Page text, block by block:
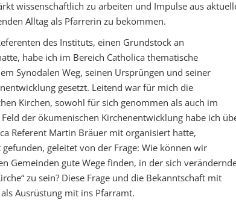
wissenschaftlich zu arbeiten und Impulse aus
Alltag als Pfarrerin zu bekommen.
des Instituts, einen Grundstock an
habe ich im Bereich Catholica thematische
Synodalen Weg, seinen Ursprüngen und seiner
gesetzt. Leitend war für mich die
Kirchen, sowohl für sich genommen als auch im
der ökumenischen Kirchenentwicklung habe ich
Referent Martin Bräuer mit organisiert hatte,
geleitet von der Frage: Wie können wir
Gemeinden gute Wege finden, in der sich
zu sein? Diese Frage und die Bekanntschaft mit
Ausrüstung mit ins Pfarramt.